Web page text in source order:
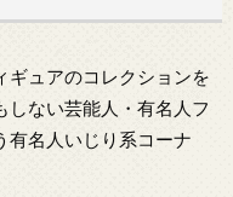
ギュアのコレクションを
しない芸能人・有名人フ
有名人いじり系コーナ